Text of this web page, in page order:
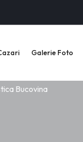
Galerie Foto